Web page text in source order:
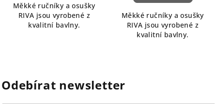
Měkké ručníky a osušky
RIVA jsou vyrobené z
kvalitní bavlny.
Měkké ručníky a osušky
RIVA jsou vyrobené z
kvalitní bavlny.
Odebírat newsletter